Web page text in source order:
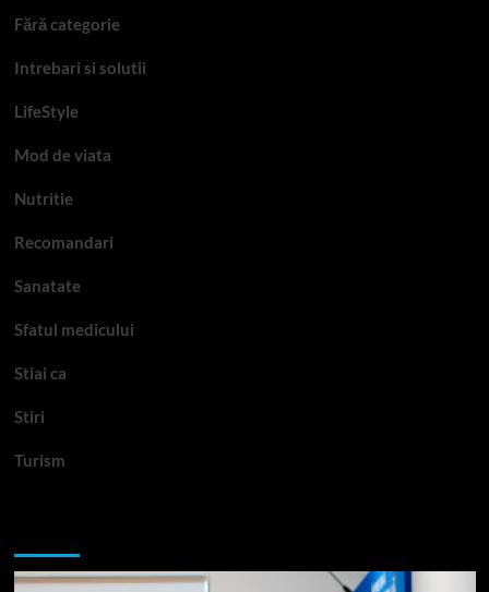
Fără categorie
Intrebari si solutii
LifeStyle
Mod de viata
Nutritie
Recomandari
Sanatate
Sfatul medicului
Stiai ca
Stiri
Turism